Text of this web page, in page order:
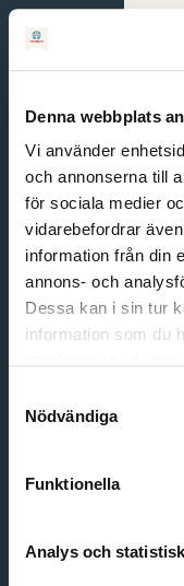
Denna webbplats
Vi använder
och annonserna till
för sociala medier
vidarebefordrar
information från din
annons- och
Dessa kan i sin tur
information som du
Nödvändiga
Funktionella
Analys och
Email address